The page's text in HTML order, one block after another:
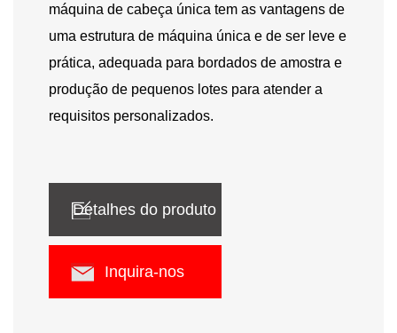
máquina de cabeça única tem as vantagens de
uma estrutura de máquina única e de ser leve e
prática, adequada para bordados de amostra e
produção de pequenos lotes para atender a
requisitos personalizados.
Detalhes do produto
Inquira-nos